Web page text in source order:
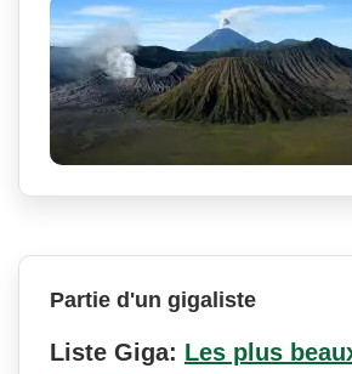
Partie d'un gigaliste
Liste Giga: Les plus